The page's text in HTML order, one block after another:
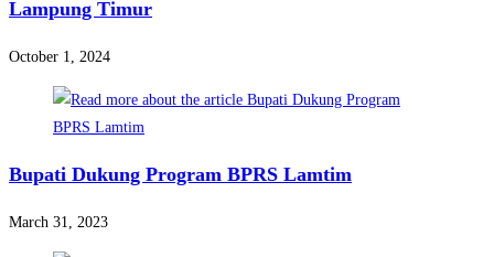
Lampung Timur
October 1, 2024
Bupati Dukung Program BPRS Lamtim
March 31, 2023